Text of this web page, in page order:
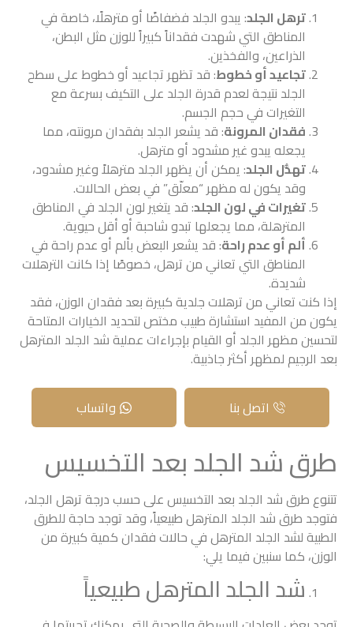
ترهل الجلد: يبدو الجلد فضفاضًا أو مترهلًا، خاصة في
المناطق التي شهدت فقداناً كبيراً للوزن مثل البطن،
الذراعين، والفخذين.
تجاعيد أو خطوط: قد تظهر تجاعيد أو خطوط على سطح
الجلد نتيجة لعدم قدرة الجلد على التكيف بسرعة مع
التغيرات في حجم الجسم.
فقدان المرونة: قد يشعر الجلد بفقدان مرونته، مما
يجعله يبدو غير مشدود أو مترهل.
تهدُّل الجلد: يمكن أن يظهر الجلد مترهلاً وغير مشدود،
وقد يكون له مظهر “معلّق” في بعض الحالات.
تغيرات في لون الجلد: قد يتغير لون الجلد في المناطق
المترهلة، مما يجعلها تبدو شاحبة أو أقل حيوية.
ألم أو عدم راحة: قد يشعر البعض بألم أو عدم راحة في
المناطق التي تعاني من ترهل، خصوصًا إذا كانت الترهلات
شديدة.
إذا كنت تعاني من ترهلات جلدية كبيرة بعد فقدان الوزن، فقد
يكون من المفيد استشارة طبيب مختص لتحديد الخيارات المتاحة
لتحسين مظهر الجلد أو القيام بإجراءات عملية شد الجلد المترهل
بعد الرجيم لمظهر أكثر جاذبية.
اتصل بنا واتساب
طرق شد الجلد بعد التخسيس
تتنوع طرق شد الجلد بعد التخسيس على حسب درجة ترهل الجلد،
فتوجد طرق شد الجلد المترهل طبيعياً، وقد توجد حاجة للطرق
الطبية لشد الجلد المترهل في حالات فقدان كمية كبيرة من
الوزن، كما سنبين فيما يلي:
شد الجلد المترهل طبيعياً